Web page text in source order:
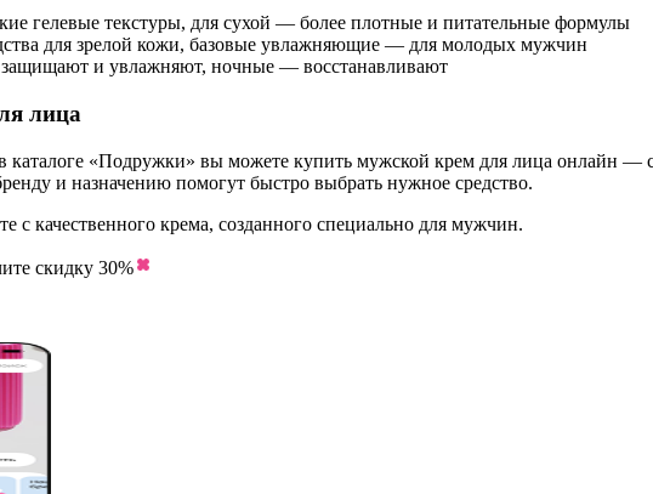
гелевые текстуры, для сухой — более плотные и питательные формулы
для зрелой кожи, базовые увлажняющие — для молодых мужчин
и увлажняют, ночные — восстанавливают
лица
каталоге «Подружки» вы можете купить мужской крем для лица онлайн —
и назначению помогут быстро выбрать нужное средство.
с качественного крема, созданного специально для мужчин.
скидку 30%